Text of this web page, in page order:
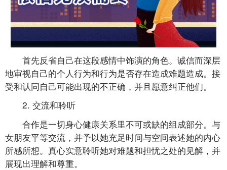
首先反省自己在这段感情中饰演的角色。诚信而深层
地审视自己的个人行为和行为是否存在造成难题造成。接
受和认同自己可能出现的不正确，并且愿意纠正他们。
2. 交流和聆听
合作是一切身心健康关系里不可或缺的组成部分。与
女朋友平等交流，并予以她充足时间与空间表述她的内心
所感所想。真心实意聆听她对难题和担忧之处的见解，并
展现出理解和尊重。